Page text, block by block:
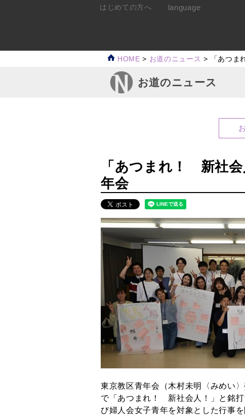
HOME > お道のニュース > 「あつ
お道のニュース
「あつまれ！ 新社
年会
東京教区青年会（木村未明〈みめい
で「あつまれ！ 新社会人！」と銘
び婦人会女子青年を対象とした行事
はじめての方へ language